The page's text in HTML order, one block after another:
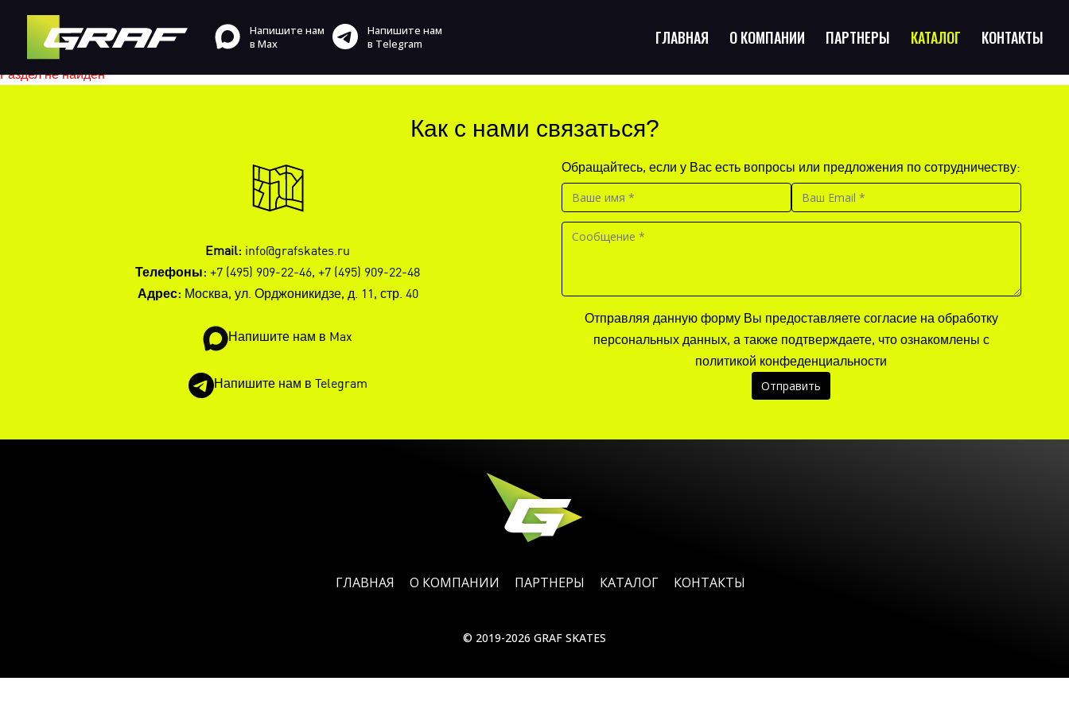
Напишите нам
в Max
Напишите нам
в Telegram
ГЛАВНАЯ О КОМПАНИИ ПАРТНЕРЫ КАТАЛОГ КОНТАКТЫ
Раздел не найден
Как с нами связаться?
Email: info@grafskates.ru
Телефоны: +7 (495) 909-22-46,+7 (495) 909-22-48
Адрес: Москва, ул. Орджоникидзе, д. 11, стр. 40
Напишите нам в Max
Напишите нам в Telegram
Обращайтесь, если у Вас есть вопросы или предложения по сотрудничеству:
Отправляя данную форму Вы предоставляете согласие на обработку
персональных данных, а также подтверждаете, что ознакомлены с
политикой конфеденциальности
ГЛАВНАЯ О КОМПАНИИ ПАРТНЕРЫ КАТАЛОГ КОНТАКТЫ
© 2019-2026 GRAF SKATES